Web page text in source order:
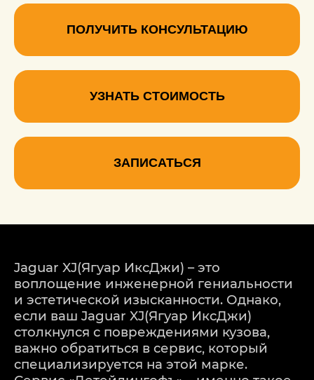
ПОЛУЧИТЬ КОНСУЛЬТАЦИЮ
УЗНАТЬ СТОИМОСТЬ
ЗАПИСАТЬСЯ
Jaguar XJ(Ягуар ИксДжи) – это
воплощение инженерной гениальности
и эстетической изысканности. Однако,
если ваш Jaguar XJ(Ягуар ИксДжи)
столкнулся с повреждениями кузова,
важно обратиться в сервис, который
специализируется на этой марке.